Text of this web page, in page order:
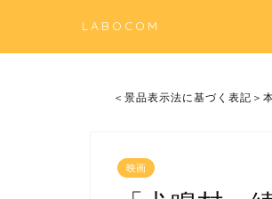
LABOCOM
＜景品表示法に基づく表記＞
映画